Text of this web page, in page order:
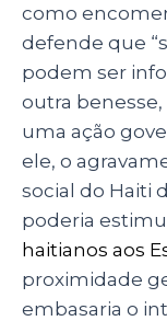
como
defende que
podem ser
outra
uma ação
ele, o
social do Haiti
poderia
haitianos aos
proximidade
embasaria o